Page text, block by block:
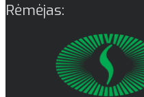
Rėmėjas: